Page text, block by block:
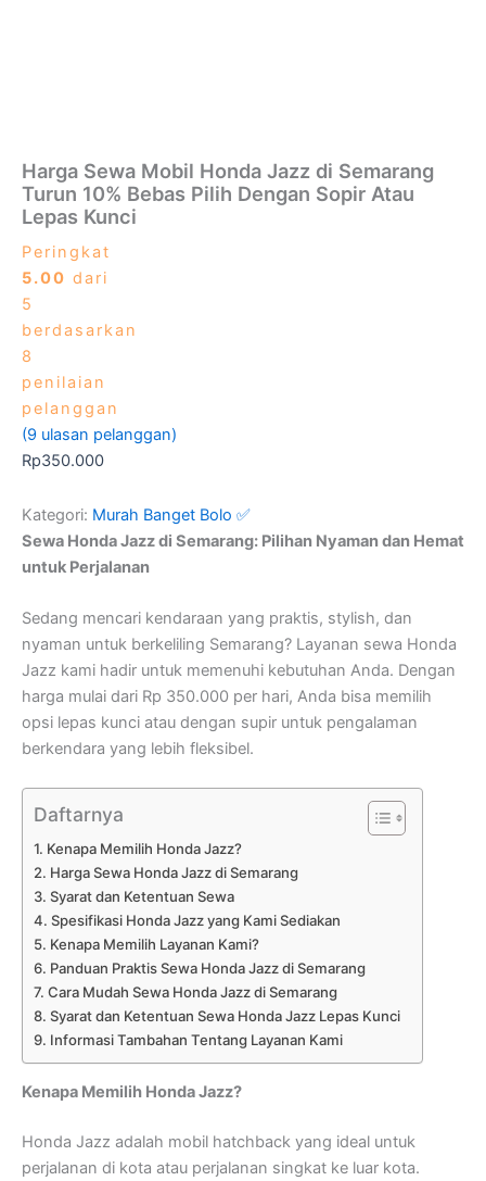
Harga Sewa Mobil Honda Jazz di Semarang
Turun 10% Bebas Pilih Dengan Sopir Atau
Lepas Kunci
Peringkat
5.00 dari
5
berdasarkan
8
penilaian
pelanggan
(9 ulasan pelanggan)
Rp350.000
Kategori: Murah Banget Bolo ✅
Sewa Honda Jazz di Semarang: Pilihan Nyaman dan Hemat
untuk Perjalanan
Sedang mencari kendaraan yang praktis, stylish, dan
nyaman untuk berkeliling Semarang? Layanan sewa Honda
Jazz kami hadir untuk memenuhi kebutuhan Anda. Dengan
harga mulai dari Rp 350.000 per hari, Anda bisa memilih
opsi lepas kunci atau dengan supir untuk pengalaman
berkendara yang lebih fleksibel.
Daftarnya
Kenapa Memilih Honda Jazz?
Harga Sewa Honda Jazz di Semarang
Syarat dan Ketentuan Sewa
Spesifikasi Honda Jazz yang Kami Sediakan
Kenapa Memilih Layanan Kami?
Panduan Praktis Sewa Honda Jazz di Semarang
Cara Mudah Sewa Honda Jazz di Semarang
Syarat dan Ketentuan Sewa Honda Jazz Lepas Kunci
Informasi Tambahan Tentang Layanan Kami
Kenapa Memilih Honda Jazz?
Honda Jazz adalah mobil hatchback yang ideal untuk
perjalanan di kota atau perjalanan singkat ke luar kota.